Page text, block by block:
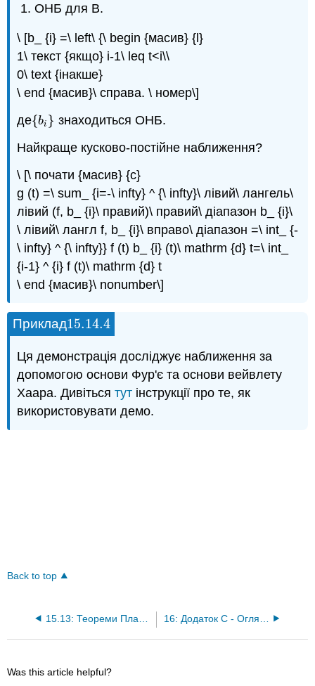
ОНБ для В.
\ [b_ {i} =\ left\ {\ begin {масив} {l}
1\ текст {якщо} i-1\ leq t<i\\
0\ text {інакше}
\ end {масив}\ справа. \ номер\]
де{bi }
{bi} знаходиться ОНБ.
Найкраще кусково-постійне наближення?
\ [\ почати {масив} {c}
g (t) =\ sum_ {i=-\ infty} ^ {\ infty}\ лівий\ лангель\
лівий (f, b_ {i}\ правий)\ правий\ діапазон b_ {i}\
\ лівий\ лангл f, b_ {i}\ вправо\ діапазон =\ int_ {-
\ infty} ^ {\ infty}} f (t) b_ {i} (t)\ mathrm {d} t=\ int_
{i-1} ^ {i} f (t)\ mathrm {d} t
\ end {масив}\ nonumber\]
Приклад15.14.4
15.14.4
Ця демонстрація досліджує наближення за
допомогою основи Фур'є та основи вейвлету
Хаара. Дивітьсятут інструкції про те, як
використовувати демо.
Back to top
Was this article helpful?